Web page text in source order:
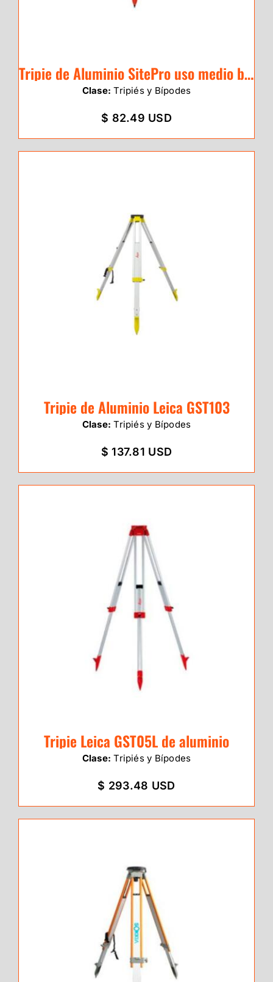
Tripie de Aluminio SitePro uso medio base triangular
Clase: Tripiés y Bípodes
$ 82.49 USD
Tripie de Aluminio Leica GST103
Clase: Tripiés y Bípodes
$ 137.81 USD
Tripie Leica GST05L de aluminio
Clase: Tripiés y Bípodes
$ 293.48 USD